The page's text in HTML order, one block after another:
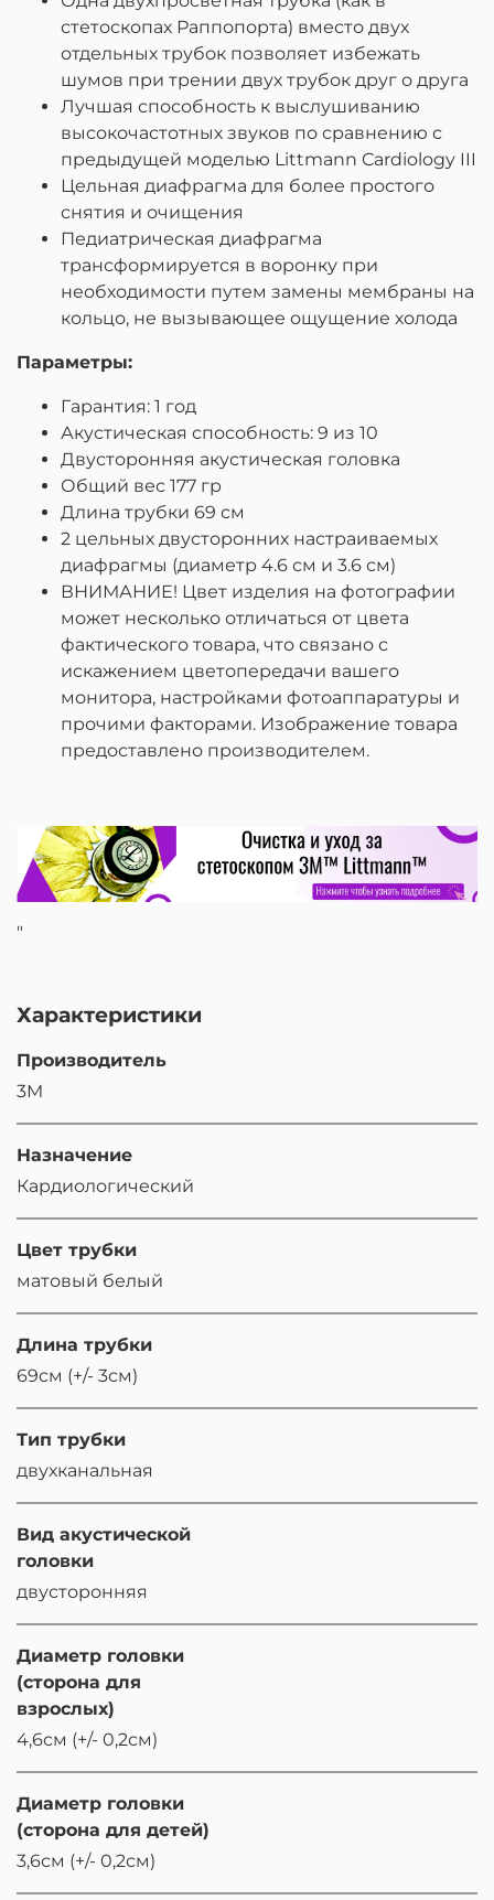
стетоскопах Раппопорта) вместо двух
отдельных трубок позволяет избежать
шумов при трении двух трубок друг о друга
Лучшая способность к выслушиванию
высокочастотных звуков по сравнению с
предыдущей моделью Littmann Cardiology III
Цельная диафрагма для более простого
снятия и очищения
Педиатрическая диафрагма
трансформируется в воронку при
необходимости путем замены мембраны на
кольцо, не вызывающее ощущение холода
Параметры:
Гарантия: 1 год
Акустическая способность: 9 из 10
Двусторонняя акустическая головка
Общий вес 177 гр
Длина трубки 69 см
2 цельных двусторонних настраиваемых
диафрагмы (диаметр 4.6 см и 3.6 см)
ВНИМАНИЕ! Цвет изделия на фотографии
может несколько отличаться от цвета
фактического товара, что связано с
искажением цветопередачи вашего
монитора, настройками фотоаппаратуры и
прочими факторами. Изображение товара
предоставлено производителем.
"
Характеристики
Производитель
3M
Назначение
Кардиологический
Цвет трубки
матовый белый
Длина трубки
69см (+/- 3см)
Тип трубки
двухканальная
Вид акустической
головки
двусторонняя
Диаметр головки
(сторона для
взрослых)
4,6см (+/- 0,2см)
Диаметр головки
(сторона для детей)
3,6см (+/- 0,2см)